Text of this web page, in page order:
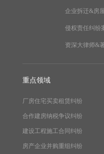
企业拆迁&房
侵权责任纠纷
资深大律师&
重点领域
厂房住宅买卖租赁纠纷
合作建房纳税争议纠纷
建设工程施工合同纠纷
房产企业并购重组纠纷